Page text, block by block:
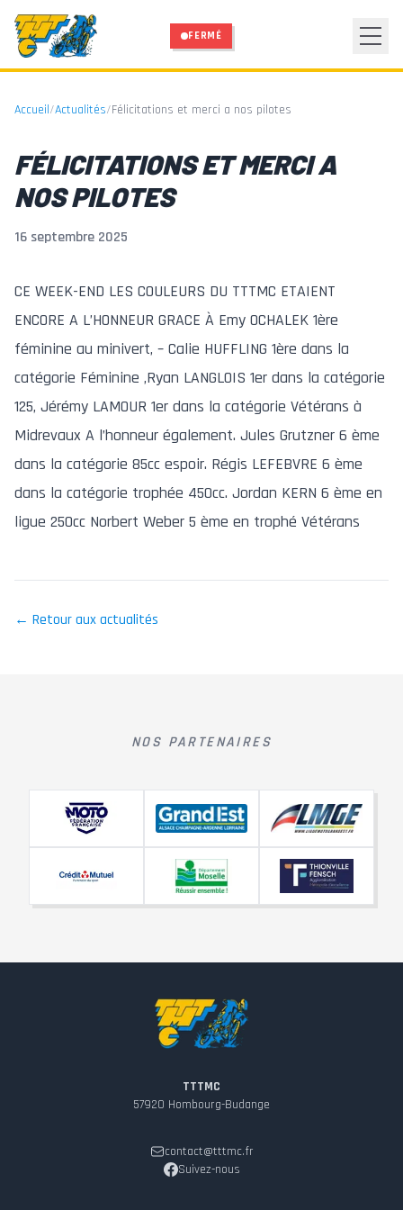
FERMÉ
Accueil/Actualités/Félicitations et merci a nos pilotes
FÉLICITATIONS ET MERCI A
NOS PILOTES
16 septembre 2025
CE WEEK-END LES COULEURS DU TTTMC ETAIENT
ENCORE A L’HONNEUR GRACE À Emy OCHALEK 1ère
féminine au minivert, – Calie HUFFLING 1ère dans la
catégorie Féminine ,Ryan LANGLOIS 1er dans la catégorie
125, Jérémy LAMOUR 1er dans la catégorie Vétérans à
Midrevaux A l’honneur également. Jules Grutzner 6 ème
dans la catégorie 85cc espoir. Régis LEFEBVRE 6 ème
dans la catégorie trophée 450cc. Jordan KERN 6 ème en
ligue 250cc Norbert Weber 5 ème en trophé Vétérans
← Retour aux actualités
NOS PARTENAIRES
TTTMC
57920 Hombourg-Budange
contact@tttmc.fr
Suivez-nous